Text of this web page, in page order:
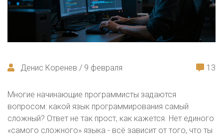
Денис Коренев / 9 февраля 13
Многие начинающие программисты задаются
вопросом: какой язык программирования самый
сложный? Ответ не так прост, как кажется. Нет единого
«самого сложного» языка - всё зависит от того, что ты